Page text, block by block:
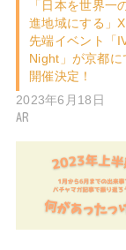
最新の投稿
VRChat